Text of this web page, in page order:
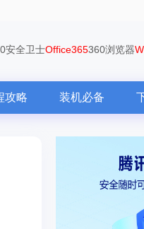
安全卫士Office365360浏览器
攻略 装机必备